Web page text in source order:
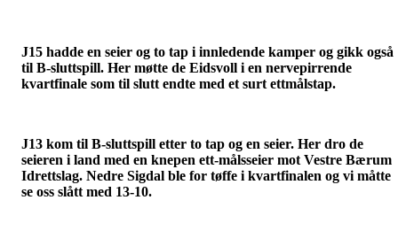
J15 hadde en seier og to tap i innledende kamper og gikk også
til B-sluttspill. Her møtte de Eidsvoll i en nervepirrende
kvartfinale som til slutt endte med et surt ettmålstap.
J13 kom til B-sluttspill etter to tap og en seier. Her dro de
seieren i land med en knepen ett-målsseier mot Vestre Bærum
Idrettslag. Nedre Sigdal ble for tøffe i kvartfinalen og vi måtte
se oss slått med 13-10.